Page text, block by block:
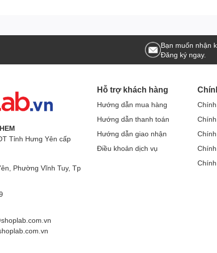
Bạn muốn nhận
Đăng ký ngay.
Tỉnh Hưng Yên cấp
Phường Vĩnh Tuy, Tp
Hỗ trợ khách hàng
Hướng dẫn mua hàng
Hướng dẫn thanh toán
Hướng dẫn giao nhận
Điều khoản dịch vụ